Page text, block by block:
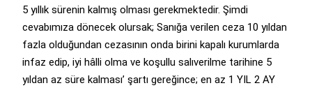
5 yıllık sürenin kalmış olması gerekmektedir. Şimdi
cevabımıza dönecek olursak; Sanığa verilen ceza 10 yıldan
fazla olduğundan cezasının onda birini kapalı kurumlarda
infaz edip, iyi hâlli olma ve koşullu salıverilme tarihine 5
yıldan az süre kalması’ şartı gereğince; en az 1 YIL 2 AY